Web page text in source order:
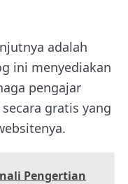
adalah
ini menyediakan
pengajar
gratis yang
Pengertian